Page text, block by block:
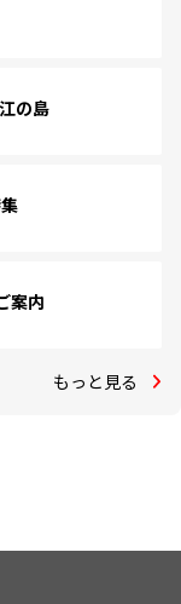
の島
案内
もっと見る